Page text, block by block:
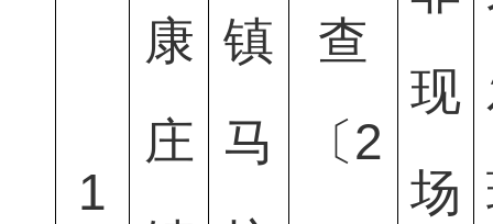
1
康
庄
镇
马
查
〔2
现
场